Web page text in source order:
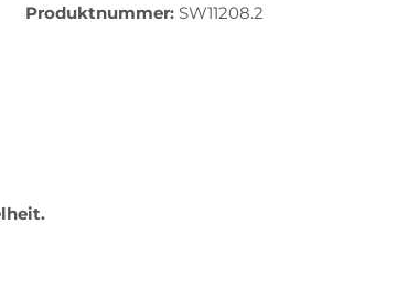
Produktnummer: SW11208.2